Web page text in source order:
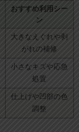
おすすめ利用シー
ン
大きなえぐれや剥
がれの補修
小さなキズや応急
処置
仕上げや凹部の色
調整